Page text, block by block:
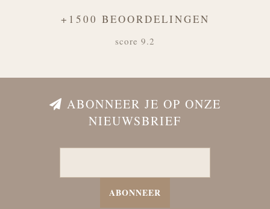
+1500 BEOORDELINGEN
score 9.2
ABONNEER JE OP ONZE
NIEUWSBRIEF
ABONNEER